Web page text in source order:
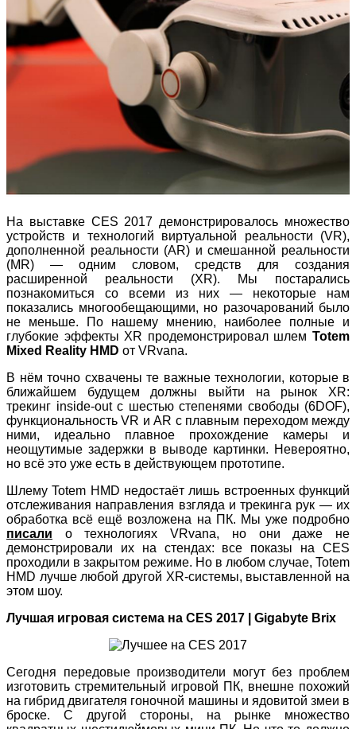
На выставке CES 2017 демонстрировалось множество
устройств и технологий виртуальной реальности (VR),
дополненной реальности (AR) и смешанной реальности
(MR) — одним словом, средств для создания
расширенной реальности (XR). Мы постарались
познакомиться со всеми из них — некоторые нам
показались многообещающими, но разочарований было
не меньше. По нашему мнению, наиболее полные и
глубокие эффекты XR продемонстрировал шлем Totem
Mixed Reality HMD от VRvana.
В нём точно схвачены те важные технологии, которые в
ближайшем будущем должны выйти на рынок XR:
трекинг inside-out с шестью степенями свободы (6DOF),
функциональность VR и AR с плавным переходом между
ними, идеально плавное прохождение камеры и
неощутимые задержки в выводе картинки. Невероятно,
но всё это уже есть в действующем прототипе.
Шлему Totem HMD недостаёт лишь встроенных функций
отслеживания направления взгляда и трекинга рук — их
обработка всё ещё возложена на ПК. Мы уже подробно
писали о технологиях VRvana, но они даже не
демонстрировали их на стендах: все показы на CES
проходили в закрытом режиме. Но в любом случае, Totem
HMD лучше любой другой XR-системы, выставленной на
этом шоу.
Лучшая игровая система на CES 2017 | Gigabyte Brix
Сегодня передовые производители могут без проблем
изготовить стремительный игровой ПК, внешне похожий
на гибрид двигателя гоночной машины и ядовитой змеи в
броске. С другой стороны, на рынке множество